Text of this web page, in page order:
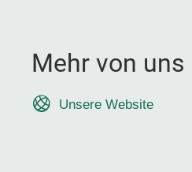
Mehr von uns
Unsere Website